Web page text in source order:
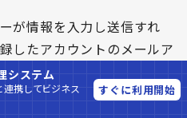
が情報を入力し送信すれ
したアカウントのメールア
ります。
なります。
システム
携してビジネス
すぐに利用開始